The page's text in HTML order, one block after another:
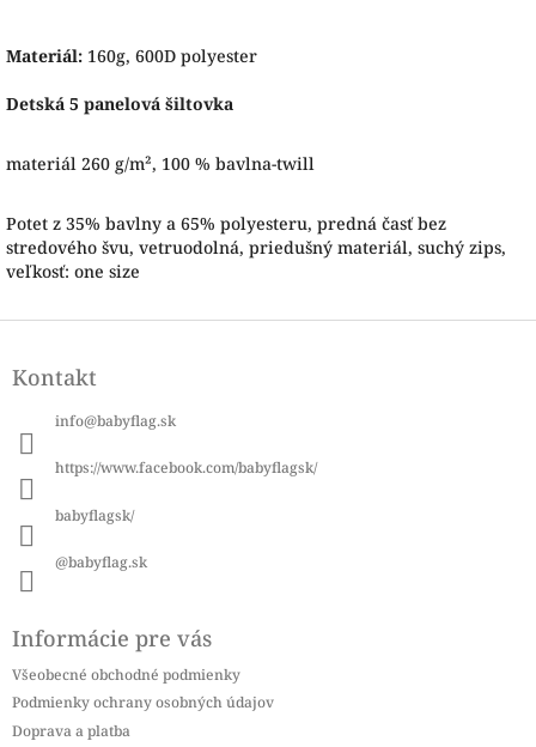
Materiál: 160g, 600D polyester
Detská 5 panelová šiltovka
materiál 260 g/m², 100 % bavlna-twill
Potet z 35% bavlny a 65% polyesteru, predná časť bez
stredového švu, vetruodolná, priedušný materiál, suchý zips,
veľkosť: one size
Z
pKontakt
info@babyflag.sk
https://www.facebook.com/babyflagsk/
babyflagsk/
@babyflag.sk
Informácie pre vás
Všeobecné obchodné podmienky
Podmienky ochrany osobných údajov
Doprava a platba